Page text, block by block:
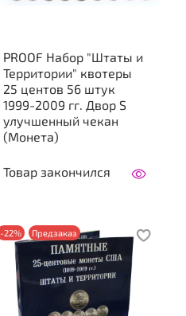
PROOF Набор "Штаты и
Территории" квотеры
25 центов 56 штук
1999-2009 гг. Двор S
улучшенный чекан
(Монета)
Товар закончился
-22% Предзаказ